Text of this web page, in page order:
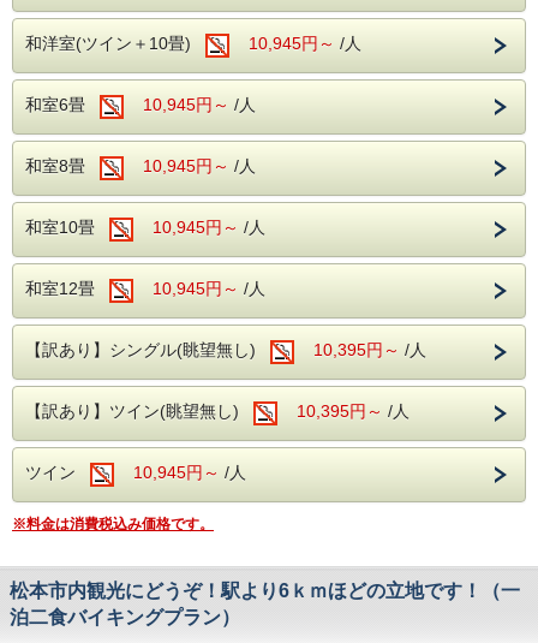
〇松本市周辺の観光情報
松本市のシンボル、国宝・松本城まで車で15分
館内無料施設
地下1階：カラオケルーム
1階：卓球コーナー
※ご利用の際はチェックイン時にご予約ください。
無料駐車場
ご到着時にフロントで番号札をお渡しし、駐車場をご案内い
たします。
無料送迎バス（要予約）
ホテル発10:00
松本駅発15:00／16:15
※前日までにお電話でご予約ください。
2026年8月1日（土）～8月31日（月）を除き、チェックア
この機会にぜひご利用くださいませ。
※別注料理は、夕食時に大人1名様につき1皿
のご提供とな
※お子様へのご提供はございません。あらかじめご了承くだ
さい。
バイキング＋アルコール飲み放題
和洋中のバラエティ豊かなメニューを取り揃えた夕食バイキ
ングをご用意しております。
アルコール・ソフトドリンクともに飲み放題で、お食事とと
もにゆったりとお楽しみいただけます。
※お食事時間は90分です。
※混雑状況により、2部制または3部制でのご案内となる場
合がございます。
※夕食開始時間は、前日または当日にフロントまでご確認く
ださい。
地下1階：カラオケルーム
1階：卓球コーナー
いずれも無料でご利用いただけます。
ご希望のお客様は、チェックイン時にフロントにてご予約く
ださい。
和洋室(ツイン＋10畳) 10,945円～ /人
和室6畳 10,945円～ /人
和室8畳 10,945円～ /人
和室10畳 10,945円～ /人
和室12畳 10,945円～ /人
【訳あり】シングル(眺望無し) 10,395円～ /人
【訳あり】ツイン(眺望無し) 10,395円～ /人
ツイン 10,945円～ /人
※料金は消費税込み価格です。
松本市内観光にどうぞ！駅より6ｋｍほどの立地です！（一
泊二食バイキングプラン）